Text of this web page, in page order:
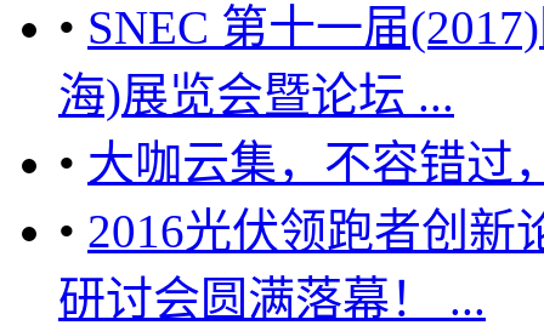
• SNEC 第十一届
海)展览会暨论坛 ...
• 大咖云集，不容错过
• 2016光伏领跑者创新
研讨会圆满落幕！ ...